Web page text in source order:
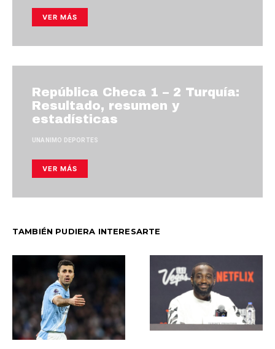
VER MÁS
República Checa 1 – 2 Turquía:
Resultado, resumen y
estadísticas
UNANIMO DEPORTES
VER MÁS
TAMBIÉN PUDIERA INTERESARTE